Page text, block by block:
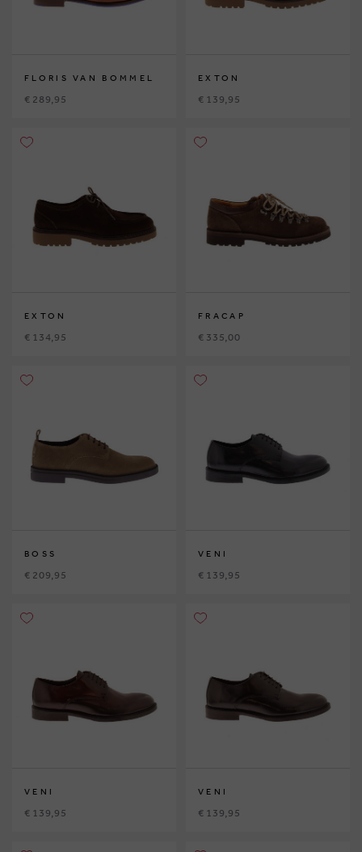
FLORIS VAN BOMMEL
€ 289,95
EXTON
€ 139,95
EXTON
€ 134,95
FRACAP
€ 335,00
BOSS
€ 209,95
VENI
€ 139,95
VENI
€ 139,95
VENI
€ 139,95